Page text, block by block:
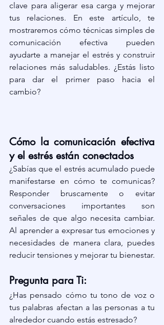
clave para aligerar esa carga y mejorar
tus relaciones. En este artículo, te
mostraremos cómo técnicas simples de
comunicación efectiva pueden
ayudarte a manejar el estrés y construir
relaciones más saludables. ¿Estás listo
para dar el primer paso hacia el
cambio?
Cómo la comunicación efectiva
y el estrés están conectados
¿Sabías que el estrés acumulado puede
manifestarse en cómo te comunicas?
Responder bruscamente o evitar
conversaciones importantes son
señales de que algo necesita cambiar.
Al aprender a expresar tus emociones y
necesidades de manera clara, puedes
reducir tensiones y mejorar tu bienestar.
Pregunta para Ti:
¿Has pensado cómo tu tono de voz o
tus palabras afectan a las personas a tu
alrededor cuando estás estresado?